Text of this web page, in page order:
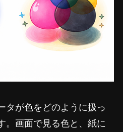
タが色をどのように扱っ
。画面で見る色と、紙に